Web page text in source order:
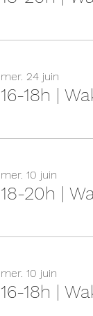
mer. 24 juin
16-18h |
mer. 10 juin
18-20h |
mer. 10 juin
16-18h |